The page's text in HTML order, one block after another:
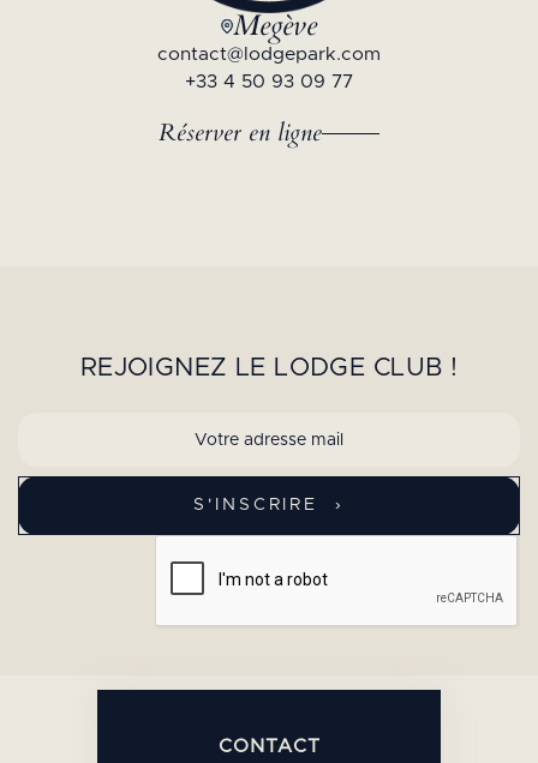
Megève
contact@lodgepark.com
+33 4 50 93 09 77
Réserver en ligne
REJOIGNEZ LE LODGE CLUB !
CONTACT